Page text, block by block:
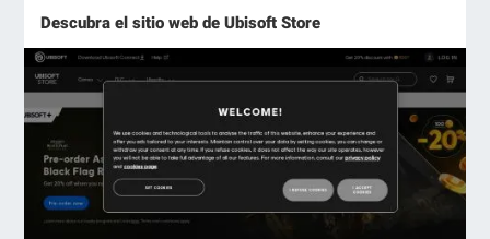
Descubra el sitio web de Ubisoft Store